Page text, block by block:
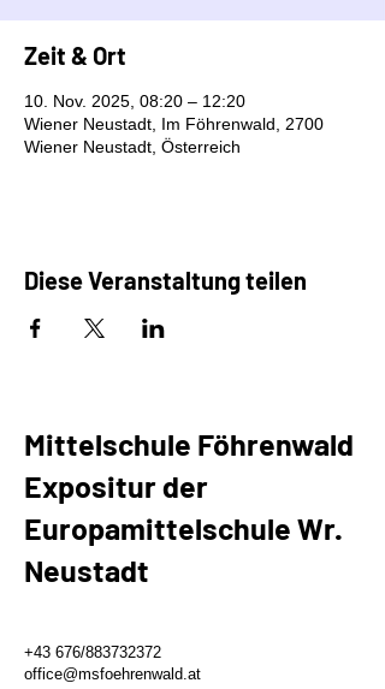
Zeit & Ort
10. Nov. 2025, 08:20 – 12:20
Wiener Neustadt, Im Föhrenwald, 2700
Wiener Neustadt, Österreich
Diese Veranstaltung teilen
Mittelschule Föhrenwald
Expositur der
Europamittelschule Wr.
Neustadt
+43 676/883732372
office@msfoehrenwald.at